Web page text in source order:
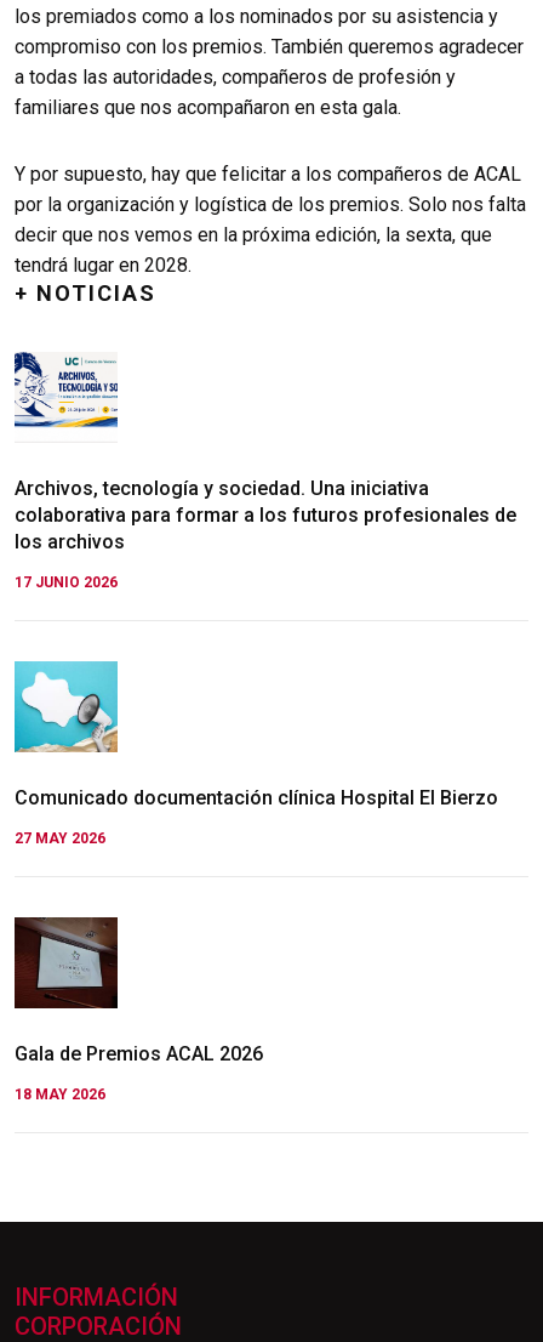
los premiados como a los nominados por su asistencia y
compromiso con los premios. También queremos agradecer
a todas las autoridades, compañeros de profesión y
familiares que nos acompañaron en esta gala.
Y por supuesto, hay que felicitar a los compañeros de ACAL
por la organización y logística de los premios. Solo nos falta
decir que nos vemos en la próxima edición, la sexta, que
tendrá lugar en 2028.
+ NOTICIAS
Archivos, tecnología y sociedad. Una iniciativa
colaborativa para formar a los futuros profesionales de
los archivos
17 JUNIO 2026
Comunicado documentación clínica Hospital El Bierzo
27 MAY 2026
Gala de Premios ACAL 2026
18 MAY 2026
INFORMACIÓN
CORPORACIÓN